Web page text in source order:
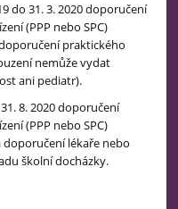
do 31. 3. 2020 doporučení
(PPP nebo SPC)
praktického
nemůže vydat
ani pediatr).
8. 2020 doporučení
(PPP nebo SPC)
doporučení lékaře nebo
školní docházky.